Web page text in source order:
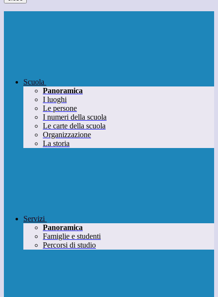
Scuola
Panoramica
I luoghi
Le persone
I numeri della scuola
Le carte della scuola
Organizzazione
La storia
Servizi
Panoramica
Famiglie e studenti
Percorsi di studio